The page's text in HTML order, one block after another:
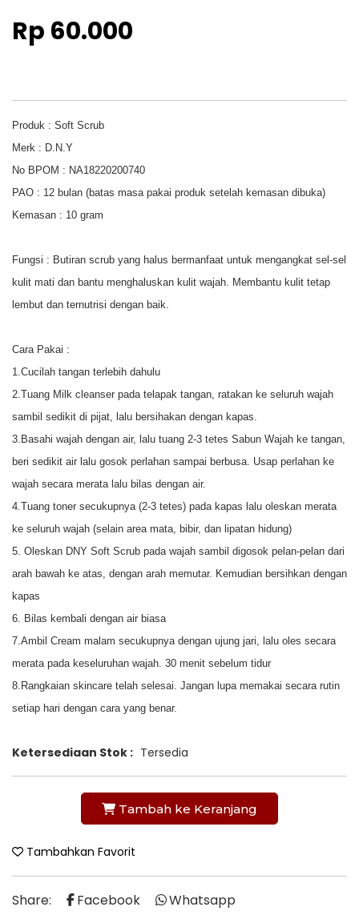
Rp 60.000
Produk : Soft Scrub
Merk : D.N.Y
No BPOM : NA18220200740
PAO : 12 bulan (batas masa pakai produk setelah kemasan dibuka)
Kemasan : 10 gram
Fungsi : Butiran scrub yang halus bermanfaat untuk mengangkat sel-sel
kulit mati dan bantu menghaluskan kulit wajah. Membantu kulit tetap
lembut dan ternutrisi dengan baik.
Cara Pakai :
1.Cucilah tangan terlebih dahulu
2.Tuang Milk cleanser pada telapak tangan, ratakan ke seluruh wajah
sambil sedikit di pijat, lalu bersihakan dengan kapas.
3.Basahi wajah dengan air, lalu tuang 2-3 tetes Sabun Wajah ke tangan,
beri sedikit air lalu gosok perlahan sampai berbusa. Usap perlahan ke
wajah secara merata lalu bilas dengan air.
4.Tuang toner secukupnya (2-3 tetes) pada kapas lalu oleskan merata
ke seluruh wajah (selain area mata, bibir, dan lipatan hidung)
5. Oleskan DNY Soft Scrub pada wajah sambil digosok pelan-pelan dari
arah bawah ke atas, dengan arah memutar. Kemudian bersihkan dengan
kapas
6. Bilas kembali dengan air biasa
7.Ambil Cream malam secukupnya dengan ujung jari, lalu oles secara
merata pada keseluruhan wajah. 30 menit sebelum tidur
8.Rangkaian skincare telah selesai. Jangan lupa memakai secara rutin
setiap hari dengan cara yang benar.
Ketersediaan Stok : Tersedia
Tambah ke Keranjang
Tambahkan Favorit
Share: Facebook Whatsapp